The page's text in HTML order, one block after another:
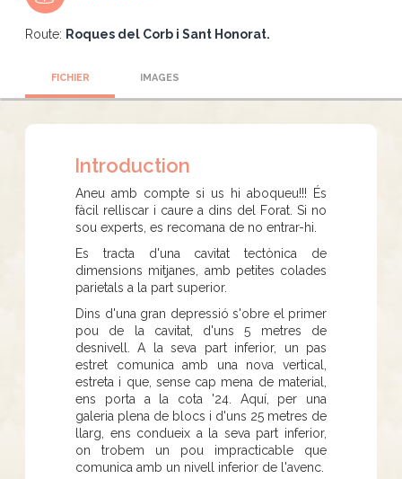
Route: Roques del Corb i Sant Honorat.
FICHIER IMAGES
Introduction
Aneu amb compte si us hi aboqueu!!! És
fàcil relliscar i caure a dins del Forat. Si no
sou experts, es recomana de no entrar-hi.
Es tracta d'una cavitat tectònica de
dimensions mitjanes, amb petites colades
parietals a la part superior.
Dins d'una gran depressió s'obre el primer
pou de la cavitat, d'uns 5 metres de
desnivell. A la seva part inferior, un pas
estret comunica amb una nova vertical,
estreta i que, sense cap mena de material,
ens porta a la cota '24. Aquí, per una
galeria plena de blocs i d'uns 25 metres de
llarg, ens condueix a la seva part inferior,
on trobem un pou impracticable que
comunica amb un nivell inferior de l'avenc.